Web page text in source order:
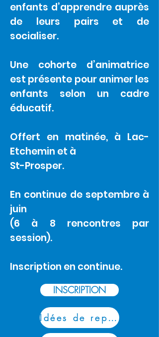
enfants d’apprendre auprès
de leurs pairs et de
socialiser.
Une cohorte d’animatrice
est présente pour animer les
enfants selon un cadre
éducatif.
Offert en matinée, à Lac-
Etchemin et à
St-Prosper.
En continue de septembre à
juin
(6 à 8 rencontres par
session).
Inscription en continue.
INSCRIPTION
Idées de repas